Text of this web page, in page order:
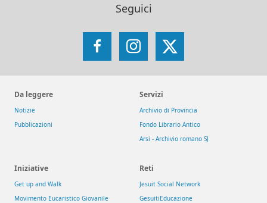
Seguici
FacebookInstagram
X
Da leggere
Notizie
Pubblicazioni
Servizi
Archivio di Provincia
Fondo Librario Antico
Arsi - Archivio romano SJ
Iniziative
Get up and Walk
Movimento Eucaristico Giovanile
Reti
Jesuit Social Network
GesuitiEducazione